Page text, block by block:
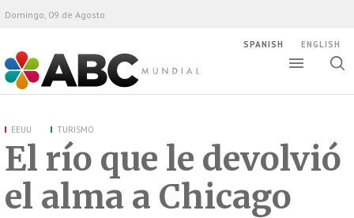
ABC Mundial
Domingo, 09 de Agosto
SPANISH ENGLISH
EEUU TURISMO
El río que le devolvió
el alma a Chicago